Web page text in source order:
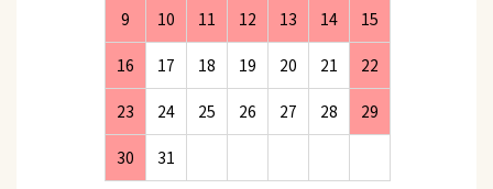
9 10 11 12 13 14 15
16 17 18 19 20 21 22
23 24 25 26 27 28 29
30 31